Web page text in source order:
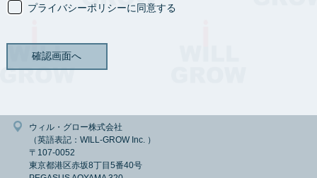
ただし、法令に基づく等の正当な理由がある場合は、この限りではありませ
定めることを原則とし、一定の保存期間を経過した後または利用の目的を達
成した後は、すみやかに消去します。
ただし、法令の規定に基づき、保存しなければならないとき、利用者御本人
の同意があるときまたは当該個人情報を消去しないことについて正当な理由
があるときは、保存期間経過後又は利用目的達成後においても当該個人情報
プライバシーポリシーに同意する
ウィル・グロー株式会社
（英語表記：WILL-GROW Inc. ）
〒107-0052
東京都港区赤坂8丁目5番40号